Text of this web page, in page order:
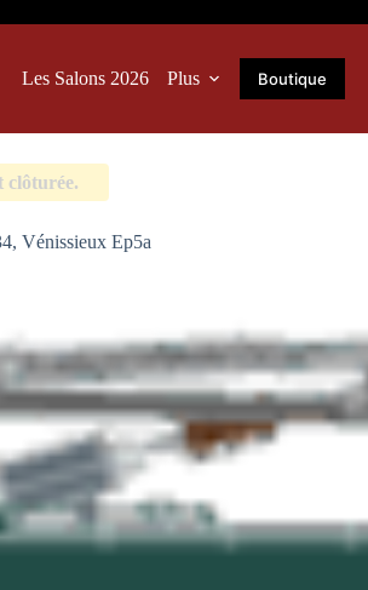
Les Salons 2026 Plus Boutique
clôturée.
Vénissieux Ep5a